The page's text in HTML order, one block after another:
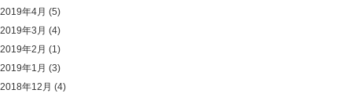
2019年4月 (5)
2019年3月 (4)
2019年2月 (1)
2019年1月 (3)
2018年12月 (4)